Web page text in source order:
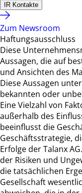
IR Kontakte
Zum Newsroom
Haftungsausschluss
Diese
Aussagen, die auf
und Ansichten des
Diese Aussagen
bekannten oder
Eine Vielzahl von
außerhalb des
beeinflusst die
Geschäftsstrategie,
Erfolge der Talanx
der Risiken und
die tatsächlichen
Gesellschaft